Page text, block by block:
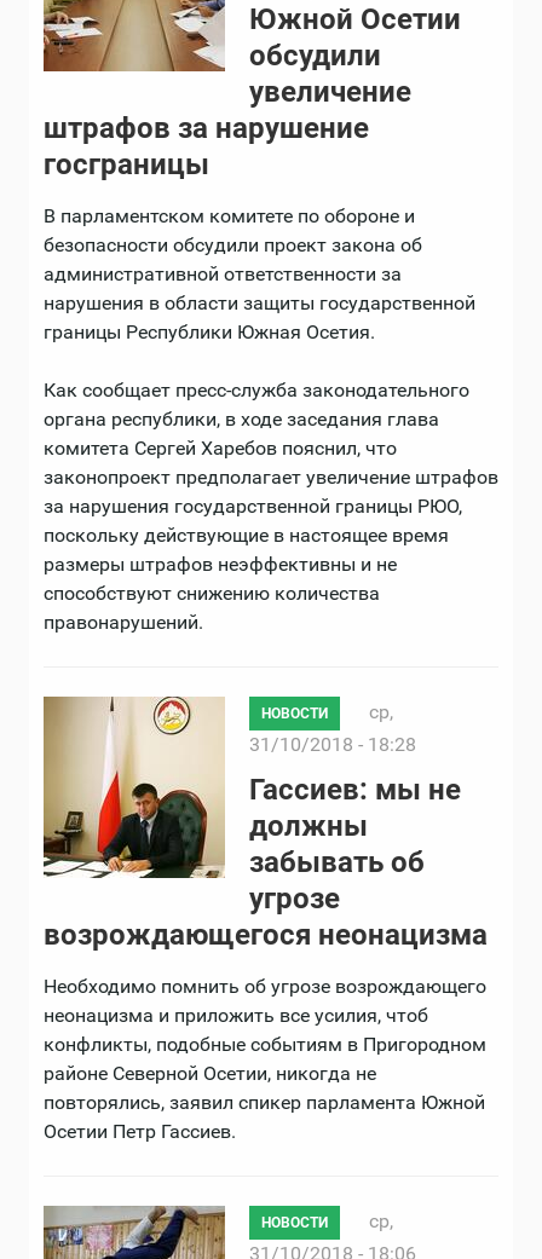
Южной Осетии
обсудили
увеличение
штрафов за нарушение
госграницы
В парламентском комитете по обороне и
безопасности обсудили проект закона об
административной ответственности за
нарушения в области защиты государственной
границы Республики Южная Осетия.
Как сообщает пресс-служба законодательного
органа республики, в ходе заседания глава
комитета Сергей Харебов пояснил, что
законопроект предполагает увеличение штрафов
за нарушения государственной границы РЮО,
поскольку действующие в настоящее время
размеры штрафов неэффективны и не
способствуют снижению количества
правонарушений.
НОВОСТИ
ср,
31/10/2018 - 18:28
Гассиев: мы не
должны
забывать об
угрозе
возрождающегося неонацизма
Необходимо помнить об угрозе возрождающего
неонацизма и приложить все усилия, чтоб
конфликты, подобные событиям в Пригородном
районе Северной Осетии, никогда не
повторялись, заявил спикер парламента Южной
Осетии Петр Гассиев.
НОВОСТИ
ср,
31/10/2018 - 18:06